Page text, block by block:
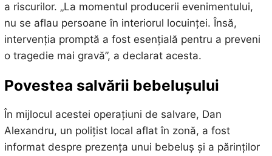
a riscurilor. „La momentul producerii evenimentului,
nu se aflau persoane în interiorul locuinței. Însă,
intervenția promptă a fost esențială pentru a preveni
o tragedie mai gravă”, a declarat acesta.
Povestea salvării bebelușului
În mijlocul acestei operațiuni de salvare, Dan
Alexandru, un polițist local aflat în zonă, a fost
informat despre prezența unui bebeluș și a părinților